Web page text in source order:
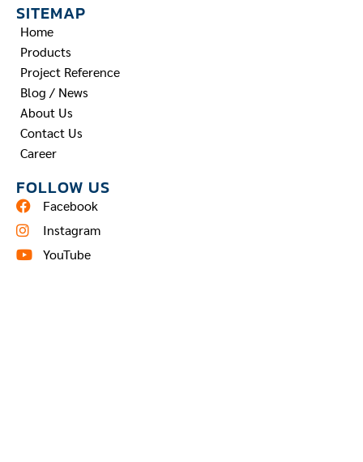
SITEMAP
Home
Products
Project Reference
Blog / News
About Us
Contact Us
Career
FOLLOW US
Facebook
Instagram
YouTube